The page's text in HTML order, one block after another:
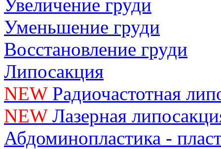
Увеличение груди
Уменьшение груди
Восстановление груди
Липосакция
NEWРадиочастотная
NEWЛазерная
Абдоминопластика -